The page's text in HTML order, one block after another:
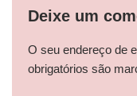
Deixe um
O seu endereço de
obrigatórios são